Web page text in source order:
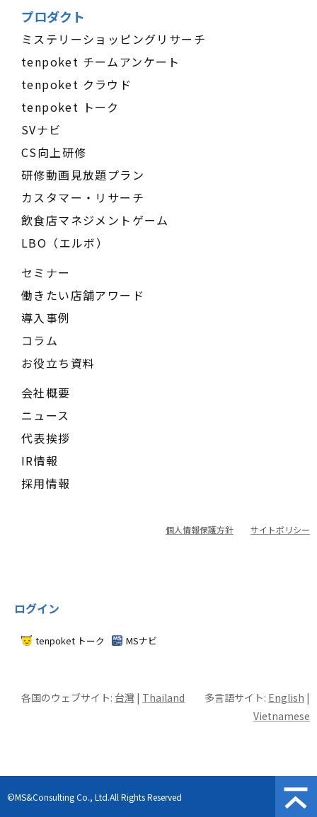
プロダクト
ミステリーショッピングリサーチ
tenpoket チームアンケート
tenpoket クラウド
tenpoket トーク
SVナビ
CS向上研修
研修動画見放題プラン
カスタマー・リサーチ
飲食店マネジメントゲーム
LBO（エルボ）
セミナー
働きたい店舗アワード
導入事例
コラム
お役立ち資料
会社概要
ニュース
代表挨拶
IR情報
採用情報
個人情報保護方針 サイトポリシー
ログイン
tenpoket トーク MSナビ
各国のウェブサイト: 台灣 | Thailand 多言語サイト: English |
Vietnamese
©MS&Consulting Co., Ltd.All Rights Reserved